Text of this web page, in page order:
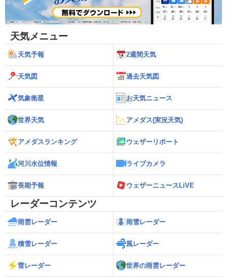
天気メニュー
天気予報 2週間天気
天気図 過去天気図
気象衛星 お天気ニュース
世界天気 アメダス(実況天気)
アメダスランキング ウェザーリポート
河川水位情報 ライブカメラ
長期予報 ウェザーニュースLiVE
レーダーコンテンツ
雨雲レーダー 雨雪レーダー
積雪レーダー 風レーダー
雷レーダー 世界の雨雲レーダー